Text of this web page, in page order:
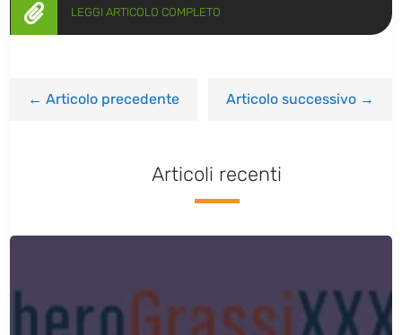
 LEGGI ARTICOLO COMPLETO
←Articolo precedente Articolo successivo→
Articoli recenti